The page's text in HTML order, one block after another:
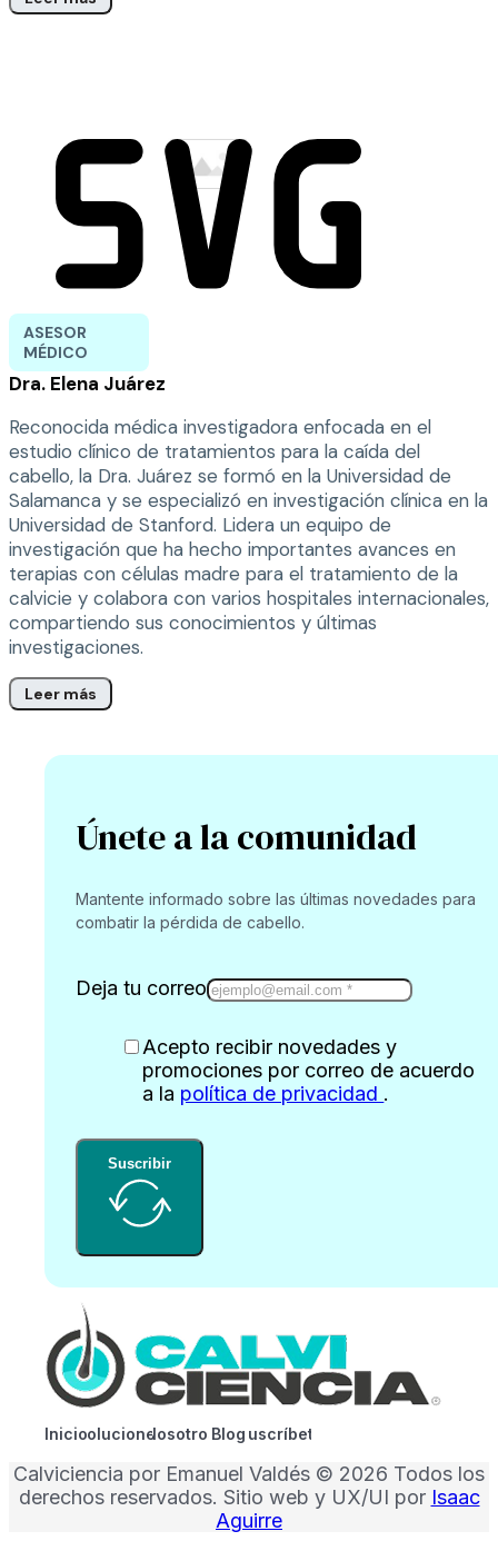
ASESOR
MÉDICO
Dra. Elena Juárez
Reconocida médica investigadora enfocada en el
estudio clínico de tratamientos para la caída del
cabello, la Dra. Juárez se formó en la Universidad de
Salamanca y se especializó en investigación clínica en la
Universidad de Stanford. Lidera un equipo de
investigación que ha hecho importantes avances en
terapias con células madre para el tratamiento de la
calvicie y colabora con varios hospitales internacionales,
compartiendo sus conocimientos y últimas
investigaciones.
Leer más
Únete a la comunidad
Mantente informado sobre las últimas novedades para
combatir la pérdida de cabello.
Deja tu correo
Acepto recibir novedades y
promociones por correo de acuerdo
a la política de privacidad .
Suscribir
InicioSolucionesNosotrosBlogSuscríbete
Calviciencia por Emanuel Valdés © 2026 Todos los
derechos reservados. Sitio web y UX/UI por Isaac
Aguirre